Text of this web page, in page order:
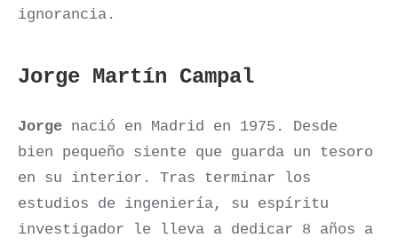
ignorancia.
Jorge Martín Campal
Jorge nació en Madrid en 1975. Desde
bien pequeño siente que guarda un tesoro
en su interior. Tras terminar los
estudios de ingeniería, su espíritu
investigador le lleva a dedicar 8 años a